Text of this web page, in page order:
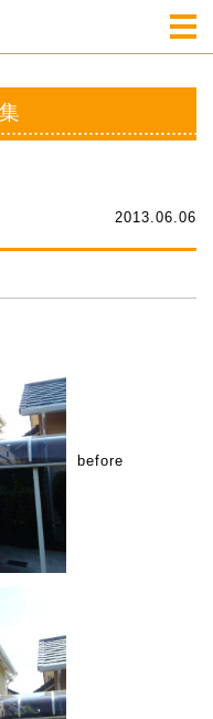
2013.06.06
before